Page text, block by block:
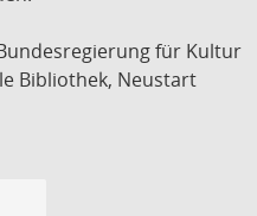
für Kultur
Bibliothek, Neustart